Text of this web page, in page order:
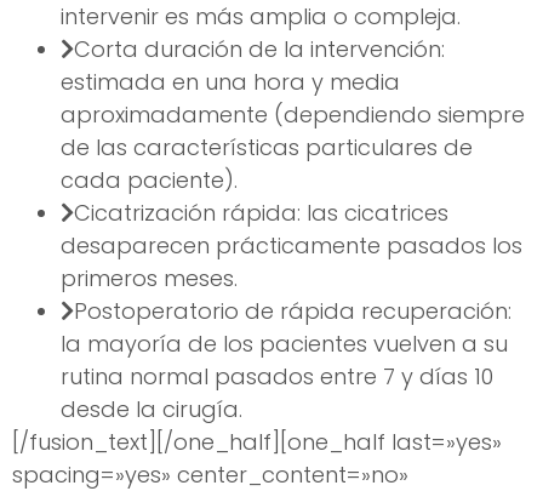
intervenir es más amplia o compleja.
Corta duración de la intervención:
estimada en una hora y media
aproximadamente (dependiendo siempre
de las características particulares de
cada paciente).
Cicatrización rápida: las cicatrices
desaparecen prácticamente pasados los
primeros meses.
Postoperatorio de rápida recuperación:
la mayoría de los pacientes vuelven a su
rutina normal pasados entre 7 y días 10
desde la cirugía.
[/fusion_text][/one_half][one_half last=»yes»
spacing=»yes» center_content=»no»